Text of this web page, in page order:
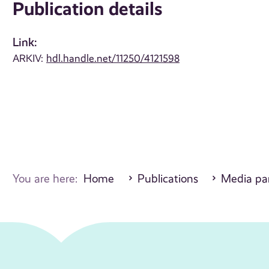
Publication details
Link:
ARKIV: hdl.handle.net/11250/4121598
You are here: Home Publications Media